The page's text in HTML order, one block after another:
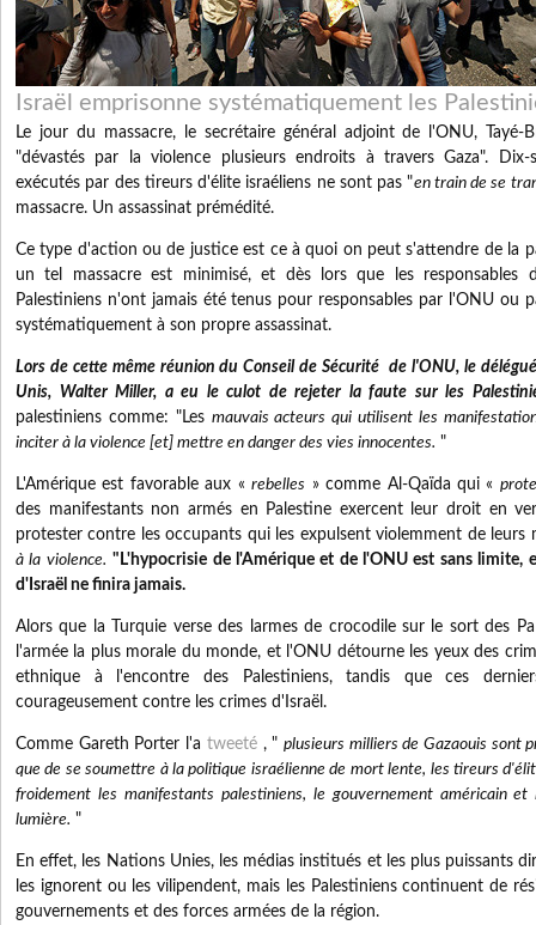
Israël emprisonne systématiquement les
Le jour du massacre, le secrétaire général adjoint de l'ONU, Tayé-
"dévastés par la violence plusieurs endroits à travers Gaza".
Dix-
exécutés par des tireurs d'élite israéliens ne sont pas "en train de se
massacre. Un assassinat prémédité.
Ce type d'action ou de justice est ce à quoi on peut s'attendre de la
un tel massacre est minimisé, et dès lors que les responsables
Palestiniens n'ont jamais été tenus pour responsables par l'ONU ou
systématiquement à son propre assassinat.
Lors de cette même réunion du Conseil de Sécurité de l'ONU, le
Unis, Walter Miller, a eu le culot de rejeter la faute sur les
palestiniens comme: "Les mauvais acteurs qui utilisent les
inciter à la violence [et] mettre en danger des vies innocentes. "
L'Amérique est favorable aux «rebelles » comme Al-Qaïda qui «
des manifestants non armés en Palestine exercent leur droit en
protester contre les occupants qui les expulsent violemment de leurs
à la violence. "L'hypocrisie de l'Amérique et de l'ONU est sans limite,
d'Israël ne finira jamais.
Alors que la Turquie verse des larmes de crocodile sur le sort des
l'armée la plus morale du monde, et l'ONU détourne les yeux des
ethnique à l'encontre des Palestiniens, tandis que ces
courageusement contre les crimes d'Israël.
Comme Gareth Porter l'a tweeté, " plusieurs milliers de Gazaouis sont
que de se soumettre à la politique israélienne de mort lente, les tireurs
froidement les manifestants palestiniens, le gouvernement américain
lumière. "
En effet, les Nations Unies, les médias institués et les plus puissants
les ignorent ou les vilipendent, mais les Palestiniens continuent de
gouvernements et des forces armées de la région.